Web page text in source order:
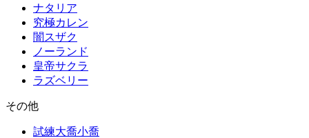
ナタリア
究極カレン
闇スザク
ノーランド
皇帝サクラ
ラズベリー
その他
試練大喬小喬